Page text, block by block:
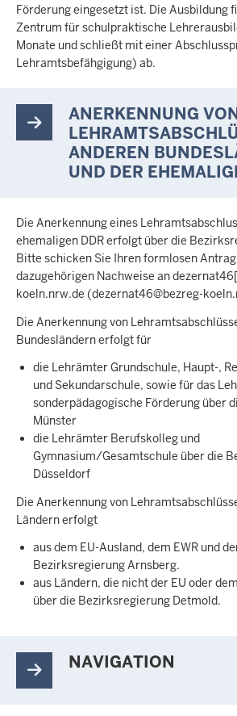
Förderung eingesetzt ist. Die Ausbildung
Zentrum für schulpraktische
Monate und schließt mit einer
Lehramtsbefähgigung) ab.
ANERKENNUNG
ANDEREN
UND DER
Die Anerkennung eines
ehemaligen DDR erfolgt über die
Bitte schicken Sie Ihren formlosen
dazugehörigen Nachweise andezernat46
koeln.nrw.de (dezernat46@bezreg-koeln.
Die Anerkennung von
Bundesländern erfolgt für
die Lehrämter Grundschule, Haupt-,
und Sekundarschule, sowie für das
sonderpädagogische Förderung über
Münster
die Lehrämter Berufskolleg und
Gymnasium/Gesamtschule über die
Düsseldorf
Die Anerkennung von
Ländern erfolgt
aus dem EU-Ausland, dem EWR und
Bezirksregierung Arnsberg.
aus Ländern, die nicht der EU oder
über die Bezirksregierung Detmold.
NAVIGATION